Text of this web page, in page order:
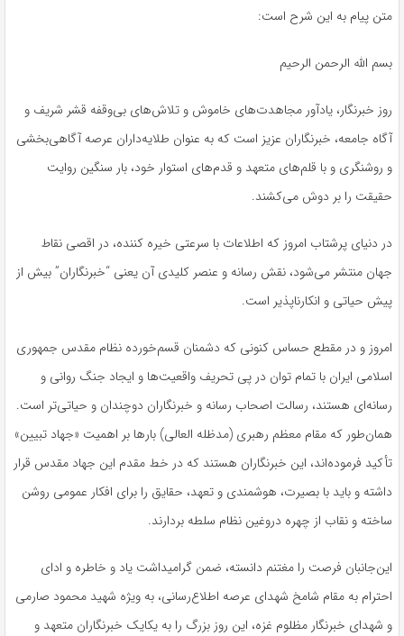
متن پیام به این شرح است:
بسم الله الرحمن الرحیم
روز خبرنگار، یادآور مجاهدت‌های خاموش و تلاش‌های بی‌وقفه قشر شریف و
آگاه جامعه، خبرنگاران عزیز است که به عنوان طلایه‌داران عرصه آگاهی‌بخشی
و روشنگری و با قلم‌های متعهد و قدم‌های استوار خود، بار سنگین روایت
حقیقت را بر دوش می‌کشند.
در دنیای پرشتاب امروز که اطلاعات با سرعتی خیره کننده، در اقصی نقاط
جهان منتشر می‌شود، نقش رسانه و عنصر کلیدی آن یعنی “خبرنگاران” بیش از
پیش حیاتی و انکارناپذیر است.
امروز و در مقطع حساس کنونی که دشمنان قسم‌خورده نظام مقدس جمهوری
اسلامی ایران با تمام توان در پی تحریف واقعیت‌ها و ایجاد جنگ روانی و
رسانه‌ای هستند، رسالت اصحاب رسانه و خبرنگاران دوچندان و حیاتی‌تر است.
همان‌طور که مقام معظم رهبری (مدظله العالی) بارها بر اهمیت «جهاد تبیین»
تأکید فرموده‌اند، این خبرنگاران هستند که در خط مقدم این جهاد مقدس قرار
داشته و باید با بصیرت، هوشمندی و تعهد، حقایق را برای افکار عمومی روشن
ساخته و نقاب از چهره دروغین نظام سلطه بردارند.
این‌جانبان فرصت را مغتنم دانسته، ضمن گرامیداشت یاد و خاطره و ادای
احترام به مقام شامخ شهدای عرصه اطلاع‌رسانی، به ویژه شهید محمود صارمی
و شهدای خبرنگار مظلوم غزه، این روز بزرگ را به یکایک خبرنگاران متعهد و